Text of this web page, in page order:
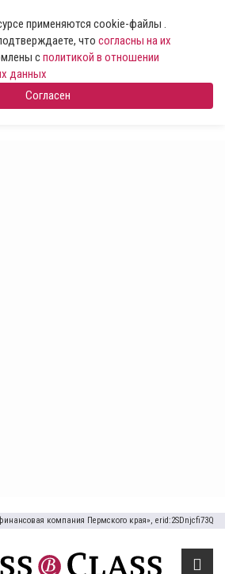
применяются cookie-файлы .
что согласны на их
сполитикой в отношении
данных
Согласен
компания Пермского края», erid:2SDnjcfi73Q